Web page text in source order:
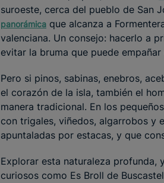
suroeste, cerca del pueblo de San
panorámica que alcanza a
valenciana. Un consejo: hacerlo a
evitar la bruma que puede empañar
Pero si pinos, sabinas, enebros,
el corazón de la isla, también el
manera tradicional. En los
con trigales, viñedos, algarrobos y
apuntaladas por estacas, y que
Explorar esta naturaleza profunda,
curiosos como Es Broll de